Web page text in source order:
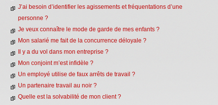
J’ai besoin d’identifier les agissements et fréquentations d’une
personne ?
Je veux connaître le mode de garde de mes enfants ?
Mon salarié me fait de la concurrence déloyale ?
Il y a du vol dans mon entreprise ?
Mon conjoint m’est infidèle ?
Un employé utilise de faux arrêts de travail ?
Un partenaire travail au noir ?
Quelle est la solvabilité de mon client ?